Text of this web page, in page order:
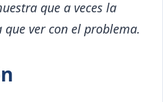
que a veces la
ver con el problema.